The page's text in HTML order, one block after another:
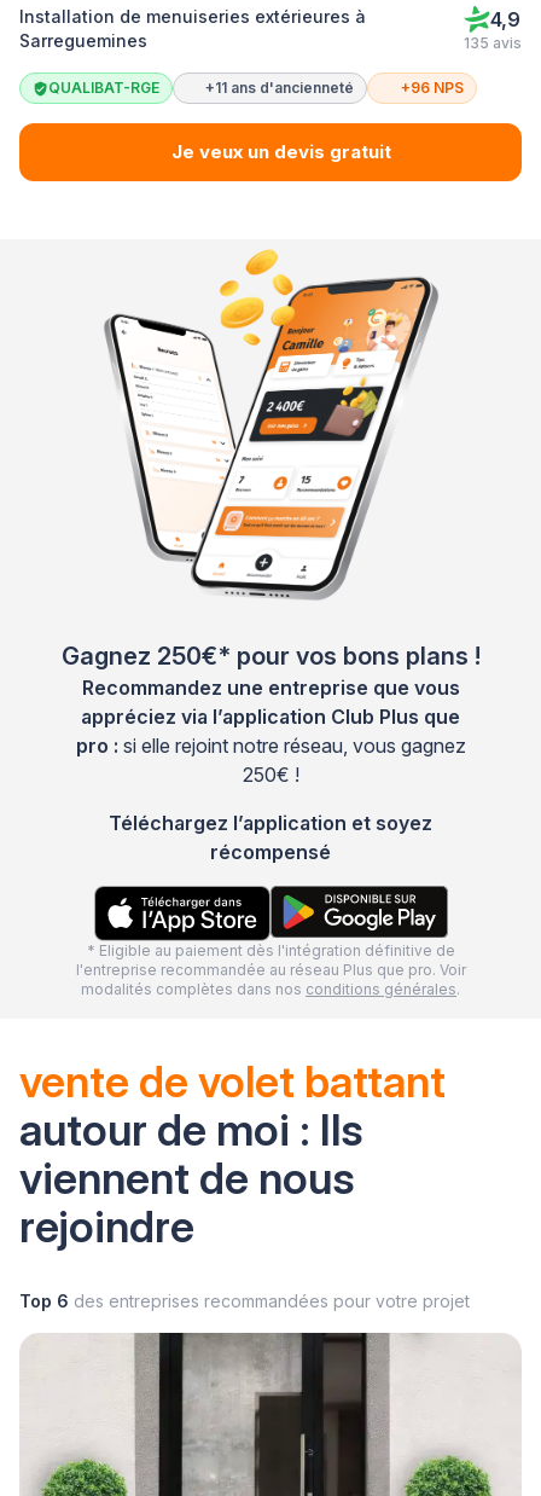
Installation de menuiseries extérieures à
Sarreguemines
4,9
135 avis
QUALIBAT-RGE +11 ans d'ancienneté +96 NPS
Je veux un devis gratuit
Gagnez 250€* pour vos bons plans !
Recommandez une entreprise que vous
appréciez via l’application Club Plus que
pro : si elle rejoint notre réseau, vous gagnez
250€ !
Téléchargez l’application et soyez
récompensé
* Eligible au paiement dès l'intégration définitive de
l'entreprise recommandée au réseau Plus que pro. Voir
modalités complètes dans nos conditions générales.
vente de volet battant
autour de moi : Ils
viennent de nous
rejoindre
Top 6 des entreprises recommandées pour votre projet